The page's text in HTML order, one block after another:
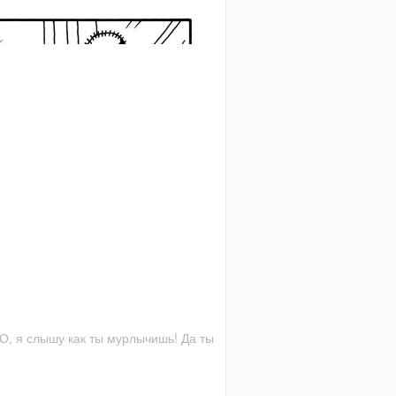
О, я слышу как ты мурлычишь! Да ты